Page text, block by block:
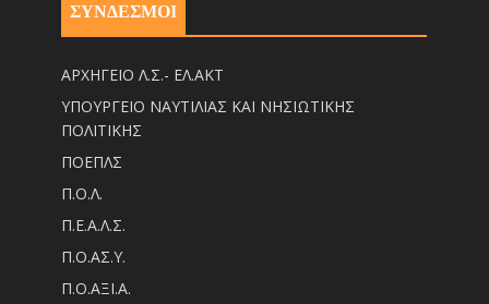
ΣΥΝΔΕΣΜΟΙ
ΑΡΧΗΓΕΙΟ Λ.Σ.- ΕΛ.ΑΚΤ
ΥΠΟΥΡΓΕΙΟ ΝΑΥΤΙΛΙΑΣ ΚΑΙ ΝΗΣΙΩΤΙΚΗΣ
ΠΟΛΙΤΙΚΗΣ
ΠΟΕΠΛΣ
Π.Ο.Λ.
Π.Ε.Α.Λ.Σ.
Π.Ο.ΑΣ.Υ.
Π.Ο.ΑΞΙ.Α.